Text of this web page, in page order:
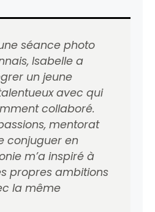
séance photo
Isabelle a
un jeune
avec qui
collaboré.
mentorat
conjuguer en
m’a inspiré à
propres ambitions
la même